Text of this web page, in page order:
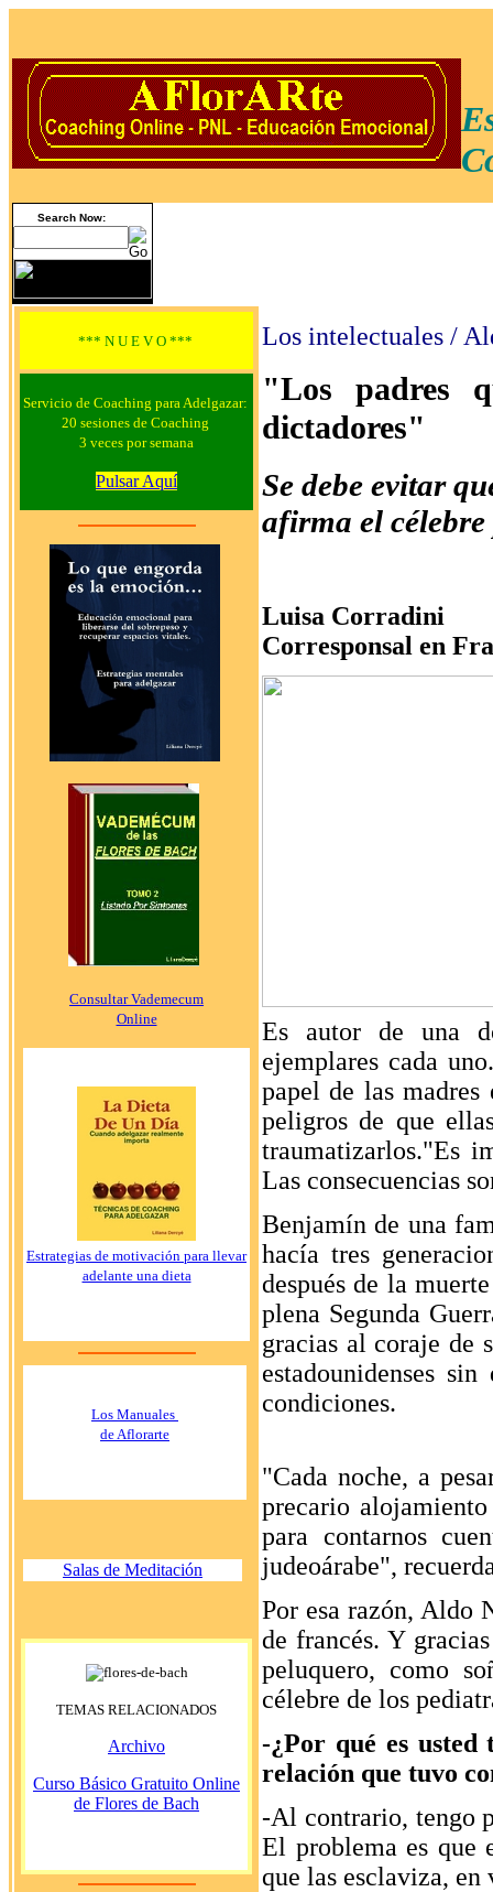
Search Now:
*** N U E V O ***
Servicio de Coaching para Adelgazar:
20 sesiones de Coaching
3 veces por semana
Pulsar Aquí
Consultar Vademecum
Online
Estrategias de motivación para llevar
adelante una dieta
Los Manuales
de Aflorarte
Salas de Meditación
TEMAS RELACIONADOS
Archivo
Curso Básico Gratuito Online
de Flores de Bach
Los intelectuales /
"Los padres
dictadores"
Se debe evitar
afirma el
Luisa Corradini
Corresponsal en
Es autor de una
ejemplares cada
papel de las
peligros de que
traumatizarlos."Es
Las consecuencias
Benjamín de una
hacía tres
después de la
plena Segunda
gracias al coraje de
estadounidenses
condiciones.
"Cada noche, a
precario
para contarnos
judeoárabe",
Por esa razón, Aldo
de francés. Y
peluquero, como
célebre de los
-¿Por qué es usted
relación que tuvo
-Al contrario, tengo
El problema es que
que las esclaviza, en